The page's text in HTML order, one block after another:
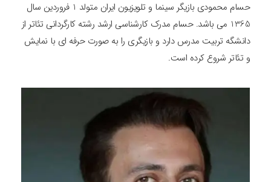
حسام محمودی بازیگر سینما و تلویزیون ایران متولد 1 فروردین سال
1365 می باشد. حسام مدرک کارشناسی ارشد رشته کارگردانی تئاتر از
دانشگه تربیت مدرس دارد و بازیگری را به صورت حرفه ای با نمایش
و تئاتر شروع کرده است.